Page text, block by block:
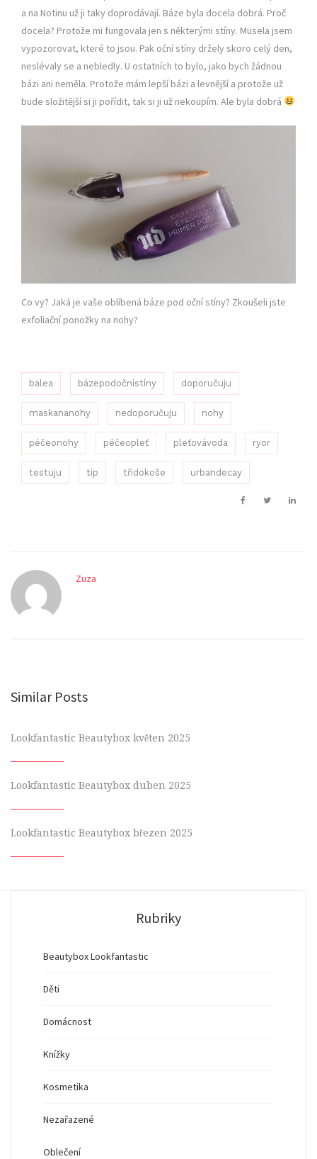
a na Notinu už ji taky doprodávají. Báze byla docela dobrá. Proč
docela? Protože mi fungovala jen s některými stíny. Musela jsem
vypozorovat, které to jsou. Pak oční stíny držely skoro celý den,
neslévaly se a nebledly. U ostatních to bylo, jako bych žádnou
bázi ani neměla. Protože mám lepší bázi a levnější a protože už
bude složitější si ji pořídit, tak si ji už nekoupím. Ale byla dobrá
Co vy? Jaká je vaše oblíbená báze pod oční stíny? Zkoušeli jste
exfoliační ponožky na nohy?
balea bázepodočnístíny doporučuju
maskananohy nedoporučuju nohy
péčeonohy péčeopleť pleťovávoda ryor
testuju tip třidokoše urbandecay
Zuza
Similar Posts
Lookfantastic Beautybox květen 2025
Lookfantastic Beautybox duben 2025
Lookfantastic Beautybox březen 2025
Rubriky
Beautybox Lookfantastic
Děti
Domácnost
Knížky
Kosmetika
Nezařazené
Oblečení